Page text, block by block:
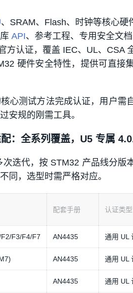
、SRAM、Flash、时钟等核心硬
API、参考工程、专用安全文档
方认证，覆盖 IEC、UL、CSA
硬件安全特性，提供可直接
心测试方法完成认证，用户需
安规的刚需工具。
：全系列覆盖，U5 专属
迭代，按 STM32 产品线分版
同，选型时需严格对应。
配套手册 认证类型
F3/F4/F7 AN4435 通用 UL
AN4435 通用 UL
AN4435 通用 UL